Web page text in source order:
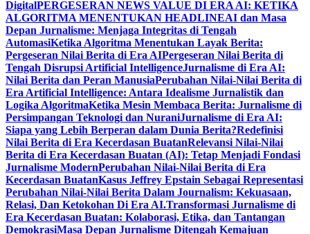
DigitalPERGESERAN NEWS VALUE DI ERA AI: KETIKA
ALGORITMA MENENTUKAN HEADLINEAI dan Masa
Depan Jurnalisme: Menjaga Integritas di Tengah
AutomasiKetika Algoritma Menentukan Layak Berita:
Pergeseran Nilai Berita di Era AIPergeseran Nilai Berita di
Tengah Disrupsi Artificial IntelligenceJurnalisme di Era AI:
Nilai Berita dan Peran ManusiaPerubahan Nilai-Nilai Berita di
Era Artificial Intelligence: Antara Idealisme Jurnalistik dan
Logika AlgoritmaKetika Mesin Membaca Berita: Jurnalisme di
Persimpangan Teknologi dan NuraniJurnalisme di Era AI:
Siapa yang Lebih Berperan dalam Dunia Berita?Redefinisi
Nilai Berita di Era Kecerdasan BuatanRelevansi Nilai-Nilai
Berita di Era Kecerdasan Buatan (AI): Tetap Menjadi Fondasi
Jurnalisme ModernPerubahan Nilai-Nilai Berita di Era
Kecerdasan BuatanKasus Jeffrey Epstain Sebagai Representasi
Perubahan Nilai-Nilai Berita Dalam Journalism: Kekuasaan,
Relasi, Dan Ketokohan Di Era AI.Transformasi Jurnalisme di
Era Kecerdasan Buatan: Kolaborasi, Etika, dan Tantangan
DemokrasiMasa Depan Jurnalisme Ditengah Kemajuan